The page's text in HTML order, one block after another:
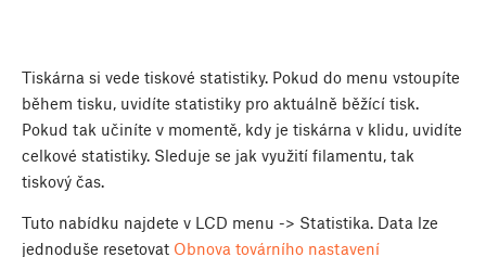
Tiskárna si vede tiskové statistiky. Pokud do menu vstoupíte
během tisku, uvidíte statistiky pro aktuálně běžící tisk.
Pokud tak učiníte v momentě, kdy je tiskárna v klidu, uvidíte
celkové statistiky. Sleduje se jak využití filamentu, tak
tiskový čas.
Tuto nabídku najdete v LCD menu -> Statistika. Data lze
jednoduše resetovat Obnova továrního nastavení